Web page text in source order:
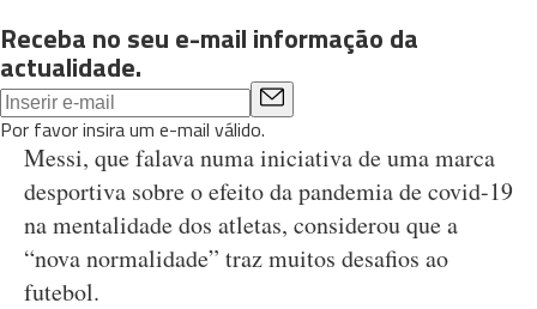
Receba no seu e-mail informação da
actualidade.
Por favor insira um e-mail válido.
Messi, que falava numa iniciativa de uma marca
desportiva sobre o efeito da pandemia de covid-19
na mentalidade dos atletas, considerou que a
“nova normalidade” traz muitos desafios ao
futebol.